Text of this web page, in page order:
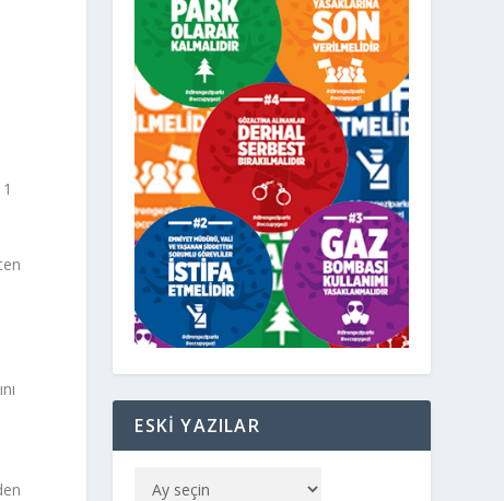
ESKI YAZILAR